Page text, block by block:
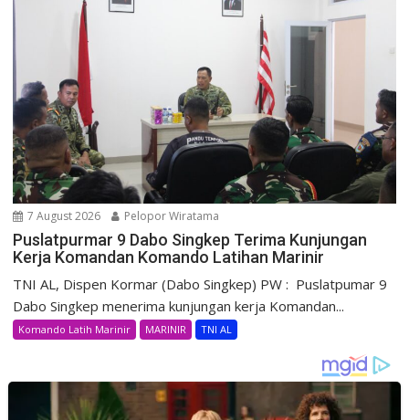
7 August 2026 Pelopor Wiratama
Puslatpurmar 9 Dabo Singkep Terima Kunjungan
Kerja Komandan Komando Latihan Marinir
TNI AL, Dispen Kormar (Dabo Singkep) PW : Puslatpumar 9
Dabo Singkep menerima kunjungan kerja Komandan...
Komando Latih Marinir MARINIR TNI AL